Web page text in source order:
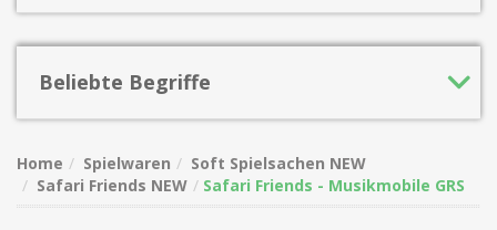
Beliebte Begriffe
Home Spielwaren
Soft Spielsachen NEW
Safari Friends NEW
Safari Friends - Musikmobile GRS